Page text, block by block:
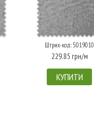
Штрих-код: 5019010
229.85 грн/м
КУПИТИ